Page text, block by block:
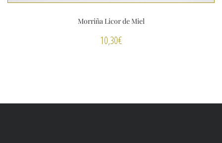
Morriña Licor de Miel
10,30€